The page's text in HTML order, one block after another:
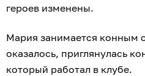
героев изменены.
Мария занимается конным
оказалось, приглянулась
который работал в клубе.